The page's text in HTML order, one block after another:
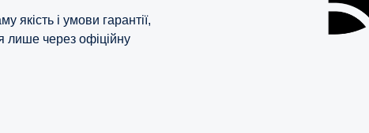
якість і умови гарантії,
лише через офіційну